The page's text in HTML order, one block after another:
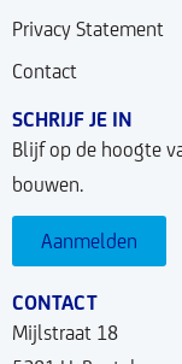
Privacy Statement
Contact
SCHRIJF JE IN
Blijf op de hoogte
bouwen.
Aanmelden
CONTACT
Mijlstraat 18